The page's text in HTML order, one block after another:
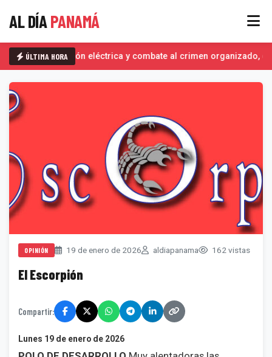
AL DÍAPANAMÁ
ÚLTIMA HORA
Interconexión eléctrica y combate al crimen organizado,
OPINIÓN 19 de enero de 2026 aldiapanama 162 vistas
El Escorpión
Compartir:
Lunes 19 de enero de 2026